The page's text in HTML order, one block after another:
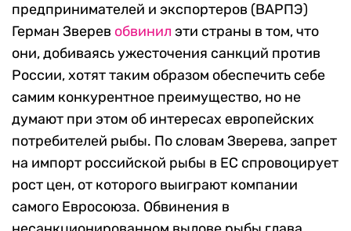
предпринимателей и экспортеров (ВАРПЭ)
Герман Зверев обвинил эти страны в том, что
они, добиваясь ужесточения санкций против
России, хотят таким образом обеспечить себе
самим конкурентное преимущество, но не
думают при этом об интересах европейских
потребителей рыбы. По словам Зверева, запрет
на импорт российской рыбы в ЕС спровоцирует
рост цен, от которого выиграют компании
самого Евросоюза. Обвинения в